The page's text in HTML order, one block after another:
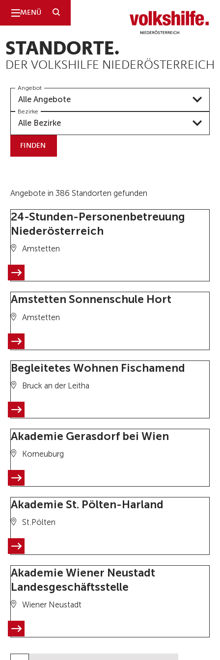
MENÜ SUCHE Niederösterreich
STANDORTE.
DER VOLKSHILFE NIEDERÖSTERREICH
Angebot
Alle Angebote
Bezirke
Alle Bezirke
FINDEN
Angebote in 386 Standorten gefunden
24-Stunden-Personenbetreuung
Niederösterreich
Amstetten
Amstetten Sonnenschule Hort
Amstetten
Begleitetes Wohnen Fischamend
Bruck an der Leitha
Akademie Gerasdorf bei Wien
Korneuburg
Akademie St. Pölten-Harland
St.Pölten
Akademie Wiener Neustadt
Landesgeschäftsstelle
Wiener Neustadt